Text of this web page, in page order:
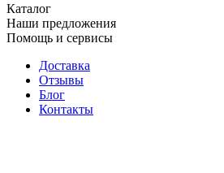
Каталог
Наши предложения
Помощь и сервисы
Доставка
Отзывы
Блог
Контакты